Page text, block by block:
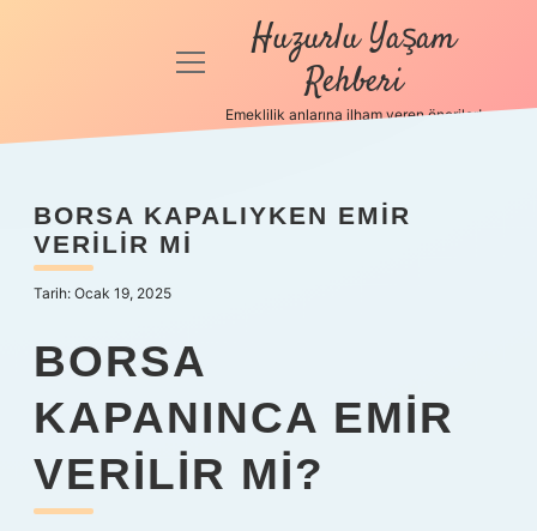
Anasayfa
Politikası
Yasal Uyarı
menüyü
Huzurlu Yaşam
Rehberi
Emeklilik anlarına ilham veren öneriler!
BORSA KAPALIYKEN EMIR
VERILIR MI
Tarih: Ocak 19, 2025
BORSA
KAPANINCA EMIR
VERILIR MI?